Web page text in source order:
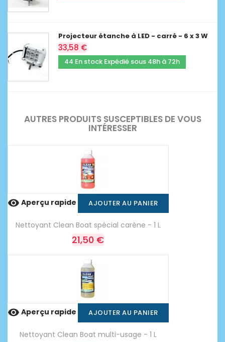
Projecteur étanche à LED - carré - 6 x 3 W
33,58 €
44 En stock Expédié sous 48h à 72h
AUTRES PRODUITS SUSCEPTIBLES DE VOUS
INTÉRESSER
 Aperçu rapide AJOUTER AU PANIER
Nettoyant Clean Boat spécial carène - 1 L
21,50 €
 Aperçu rapide AJOUTER AU PANIER
Nettoyant Clean Boat multi-usage - 1 L